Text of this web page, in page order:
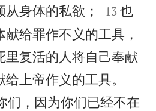
身体的私欲；


13 也
给罪作不义的工具，
里复活的人将自己奉献
上帝作义的工具。
们，因为你们已经不在